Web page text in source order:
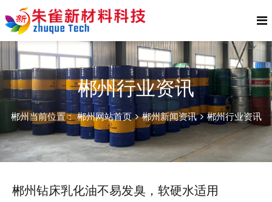
郴州行业资讯
郴州当前位置： 郴州网站首页 郴州新闻资讯 郴州行业资讯
郴州钻床乳化油不易发臭，软硬水适用